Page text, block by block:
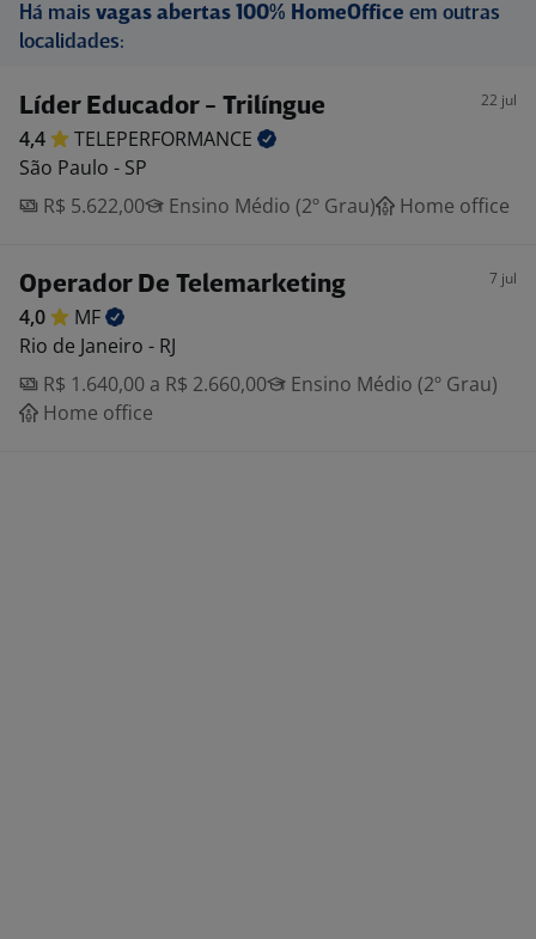
Há mais vagas abertas 100% HomeOffice em outras
localidades:
Líder Educador - Trilíngue 22 jul
4,4
TELEPERFORMANCE
São Paulo - SP
R$ 5.622,00
Ensino Médio (2º Grau) Home office
Operador De Telemarketing 7 jul
4,0
MF
Rio de Janeiro - RJ
R$ 1.640,00 a R$ 2.660,00
Ensino Médio (2º Grau)
Home office